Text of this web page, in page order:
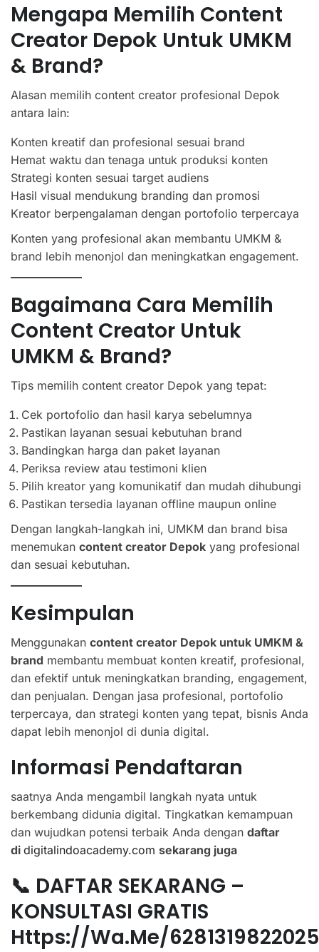
Mengapa Memilih Content
Creator Depok Untuk UMKM
& Brand?
Alasan memilih content creator profesional Depok
antara lain:
Konten kreatif dan profesional sesuai brand
Hemat waktu dan tenaga untuk produksi konten
Strategi konten sesuai target audiens
Hasil visual mendukung branding dan promosi
Kreator berpengalaman dengan portofolio terpercaya
Konten yang profesional akan membantu UMKM &
brand lebih menonjol dan meningkatkan engagement.
Bagaimana Cara Memilih
Content Creator Untuk
UMKM & Brand?
Tips memilih content creator Depok yang tepat:
Cek portofolio dan hasil karya sebelumnya
Pastikan layanan sesuai kebutuhan brand
Bandingkan harga dan paket layanan
Periksa review atau testimoni klien
Pilih kreator yang komunikatif dan mudah dihubungi
Pastikan tersedia layanan offline maupun online
Dengan langkah-langkah ini, UMKM dan brand bisa
menemukan content creator Depok yang profesional
dan sesuai kebutuhan.
Kesimpulan
Menggunakan content creator Depok untuk UMKM &
brand membantu membuat konten kreatif, profesional,
dan efektif untuk meningkatkan branding, engagement,
dan penjualan. Dengan jasa profesional, portofolio
terpercaya, dan strategi konten yang tepat, bisnis Anda
dapat lebih menonjol di dunia digital.
Informasi Pendaftaran
saatnya Anda mengambil langkah nyata untuk
berkembang didunia digital. Tingkatkan kemampuan
dan wujudkan potensi terbaik Anda dengan daftar
di digitalindoacademy.com sekarang juga
📞 DAFTAR SEKARANG –
KONSULTASI GRATIS
Https://wa.me/6281319822025